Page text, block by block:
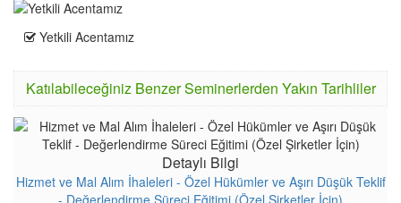
Yetkili Acentamız
Katılabileceğiniz Benzer Seminerlerden Yakın Tarihliler
Detaylı Bilgi
Hizmet ve Mal Alım İhaleleri - Özel Hükümler ve Aşırı Düşük Teklif
- Değerlendirme Süreci Eğitimi (Özel Şirketler İçin)